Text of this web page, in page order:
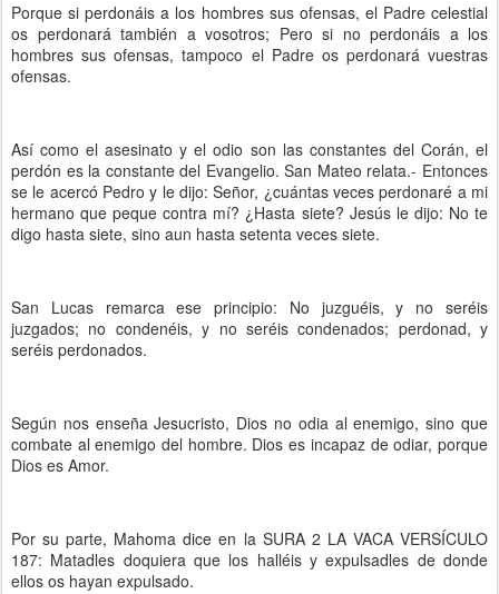
Porque si perdonáis a los hombres sus ofensas, el Padre celestial
os perdonará también a vosotros; Pero si no perdonáis a los
hombres sus ofensas, tampoco el Padre os perdonará vuestras
ofensas.
Así como el asesinato y el odio son las constantes del Corán, el
perdón es la constante del Evangelio. San Mateo relata.- Entonces
se le acercó Pedro y le dijo: Señor, ¿cuántas veces perdonaré a mi
hermano que peque contra mí? ¿Hasta siete? Jesús le dijo: No te
digo hasta siete, sino aun hasta setenta veces siete.
San Lucas remarca ese principio: No juzguéis, y no seréis
juzgados; no condenéis, y no seréis condenados; perdonad, y
seréis perdonados.
Según nos enseña Jesucristo, Dios no odia al enemigo, sino que
combate al enemigo del hombre. Dios es incapaz de odiar, porque
Dios es Amor.
Por su parte, Mahoma dice en la SURA 2 LA VACA VERSÍCULO
187: Matadles doquiera que los halléis y expulsadles de donde
ellos os hayan expulsado.